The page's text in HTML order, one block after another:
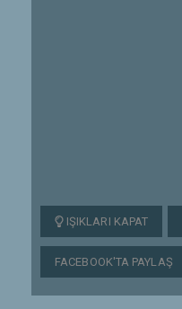
IŞIKLARI KAPAT
FACEBOOK'TA PAYLAŞ